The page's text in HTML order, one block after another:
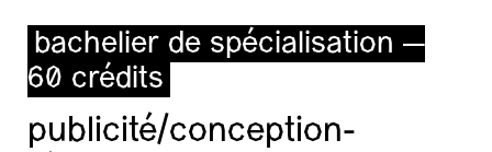
bachelier de spécialisation —
60 crédits
publicité/conception-